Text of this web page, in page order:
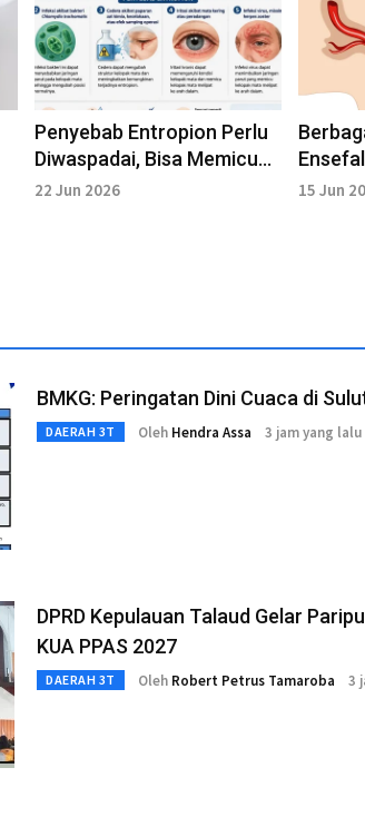
Penyebab Entropion Perlu
Diwaspadai, Bisa Memicu
Gangguan Kelopak Mata
22 Jun 2026
Kepala
15 Jun
BMKG: Peringatan Dini Cuaca di
DAERAH 3T Oleh Hendra Assa 3 jam yang lalu
DPRD Kepulauan Talaud Gelar
KUA PPAS 2027
DAERAH 3T Oleh Robert Petrus Tamaroba 3